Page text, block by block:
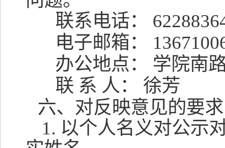
联系电话：
电子邮箱：
办公地点： 学院南
联 系 人： 徐芳
六、对反映意见的要求
1. 以个人名义对公示